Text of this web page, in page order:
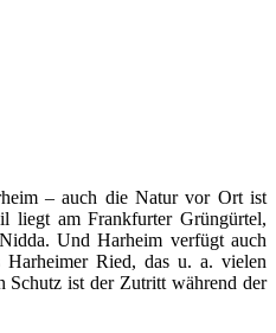
– auch die Natur vor Ort ist
liegt am Frankfurter Grüngürtel,
Und Harheim verfügt auch
Harheimer Ried, das u. a. vielen
ist der Zutritt während der